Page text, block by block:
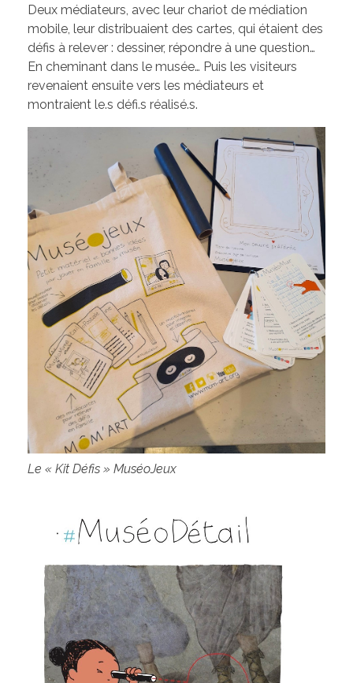
Deux médiateurs, avec leur chariot de médiation
mobile, leur distribuaient des cartes, qui étaient des
défis à relever : dessiner, répondre à une question…
En cheminant dans le musée… Puis les visiteurs
revenaient ensuite vers les médiateurs et
montraient le.s défi.s réalisé.s.
Le « Kit Défis » MuséoJeux